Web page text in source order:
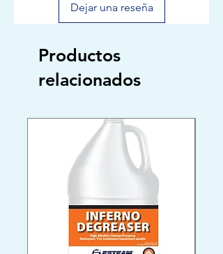
Dejar una reseña
Productos
relacionados